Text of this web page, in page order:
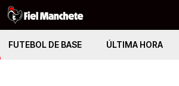
FUTEBOL DE BASE ÚLTIMA HORA